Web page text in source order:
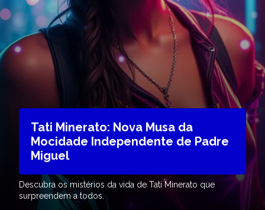
Tati Minerato: Nova Musa da
Mocidade Independente de Padre
Miguel
Descubra os mistérios da vida de Tati Minerato que
surpreendem a todos.